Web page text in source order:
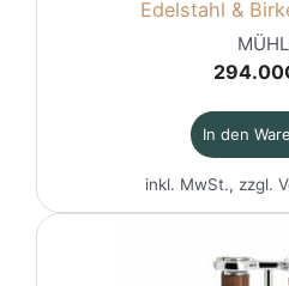
Edelstahl &
294.00
In den
inkl. MwSt., zzgl.